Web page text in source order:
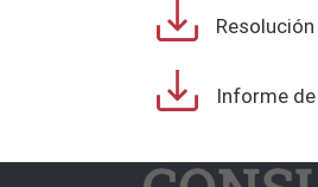
Informe